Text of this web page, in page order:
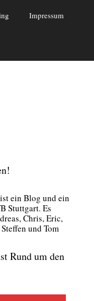
Impressum
ein Blog und ein
Stutt­gart. Es
Chris, Eric,
und Tom
Rund um den